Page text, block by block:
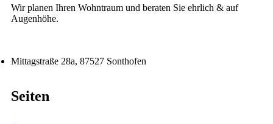
Wir planen Ihren Wohntraum und beraten Sie ehrlich & auf
Augenhöhe.
Mittagstraße 28a, 87527 Sonthofen
Seiten